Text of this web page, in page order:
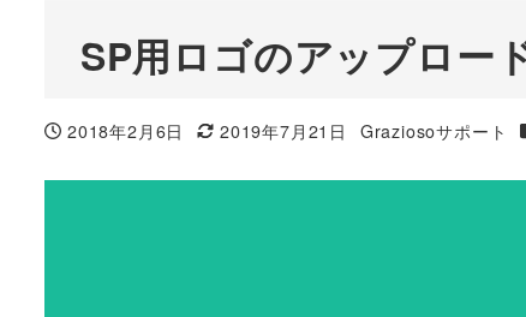
SP用ロゴのアップロー
投稿日
2018年2月6日
更新日
2019年7月21日
著
Graziosoサポート